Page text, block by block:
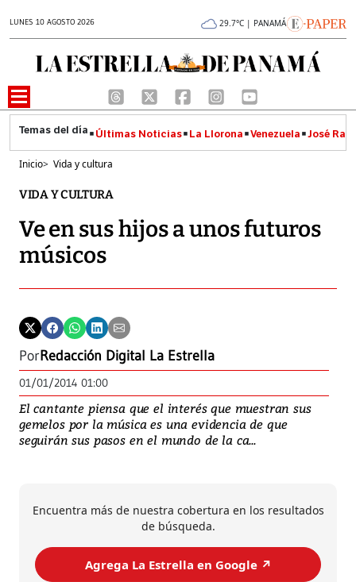
LUNES 10 AGOSTO 2026 29.7°C | PANAMÁ
Últimas Noticias La Llorona Venezuela José
Inicio> Vida y cultura
VIDA Y CULTURA
Ve en sus hijos a unos futuros
músicos
PorRedacción Digital La Estrella
01/01/2014 01:00
El cantante piensa que el interés que muestran sus
gemelos por la música es una evidencia de que
seguirán sus pasos en el mundo de la ca...
Encuentra más de nuestra cobertura en los resultados
de búsqueda.
Agrega La Estrella en Google ↗️